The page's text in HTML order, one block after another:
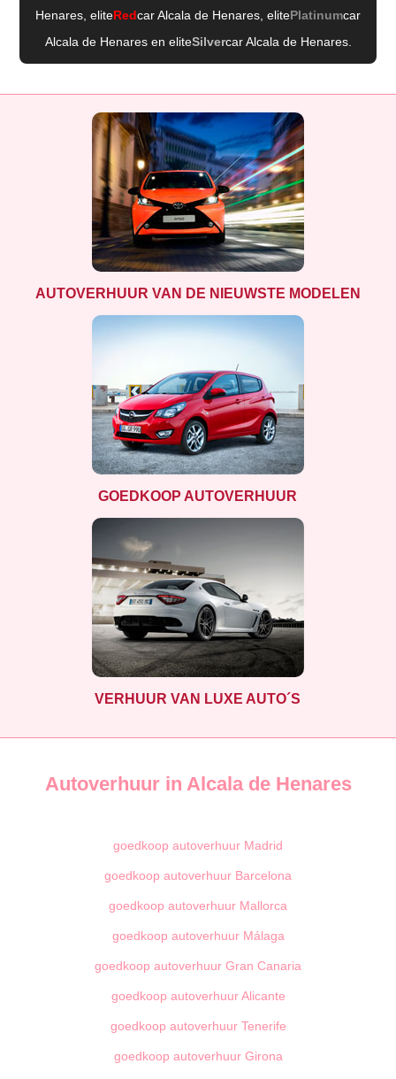
Henares , eliteRedcar Alcala de Henares , elitePlatinumcar
Alcala de Henaresen eliteSilvercar Alcala de Henares.
AUTOVERHUUR VAN DE NIEUWSTE MODELEN
GOEDKOOP AUTOVERHUUR
VERHUUR VAN LUXE AUTO´S
Autoverhuur in Alcala de Henares
goedkoop autoverhuur Madrid
goedkoop autoverhuur Barcelona
goedkoop autoverhuur Mallorca
goedkoop autoverhuur Málaga
goedkoop autoverhuur Gran Canaria
goedkoop autoverhuur Alicante
goedkoop autoverhuur Tenerife
goedkoop autoverhuur Girona